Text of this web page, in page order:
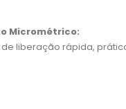
Micrométrico:
de liberação rápida,